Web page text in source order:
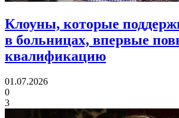
Клоуны, которые
в больницах, впервые
квалификацию
01.07.2026
0
3